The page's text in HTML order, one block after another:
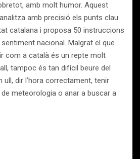
amb molt humor. Aquest
amb precisió els punts clau
catalana i proposa 50 instruccions
nacional. Malgrat el que
com a català és un repte molt
tampoc és tan difícil beure del
ull, dir l’hora correctament, tenir
meteorologia o anar a buscar a